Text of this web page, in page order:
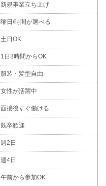
新規事業立ち上げ
曜日/時間が選べる
土日OK
1日3時間からOK
服装・髪型自由
女性が活躍中
面接後すぐ働ける
既卒歓迎
週2日
週4日
午前から参加OK